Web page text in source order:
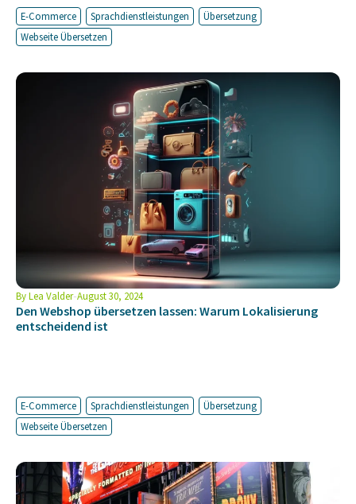
E-Commerce Sprachdienstleistungen
Übersetzung
Webseite Übersetzen
ByLea Valder August 30, 2024
Den Webshop übersetzen lassen: Warum Lokalisierung
entscheidend ist
E-Commerce Sprachdienstleistungen
Übersetzung
Webseite Übersetzen